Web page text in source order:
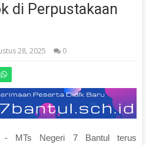
di Perpustakaan
28, 2025 0
- MTs Negeri 7 Bantul terus